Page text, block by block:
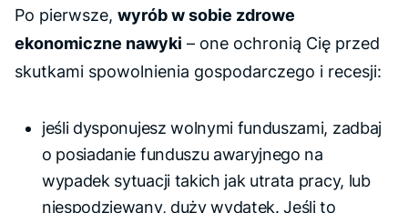
Po pierwsze, wyrób w sobie zdrowe
ekonomiczne nawyki – one ochronią Cię przed
skutkami spowolnienia gospodarczego i recesji:
jeśli dysponujesz wolnymi funduszami, zadbaj
o posiadanie funduszu awaryjnego na
wypadek sytuacji takich jak utrata pracy, lub
niespodziewany, duży wydatek. Jeśli to